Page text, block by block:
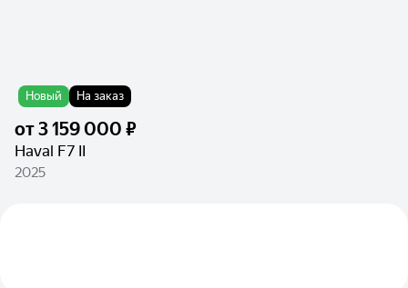
Новый На заказ
от3 159 000 ₽
Haval F7 II
2025